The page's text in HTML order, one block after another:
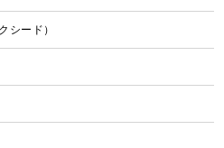
シード）